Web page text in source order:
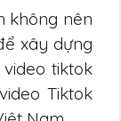
không nên
xây dựng
tiktok
Tiktok